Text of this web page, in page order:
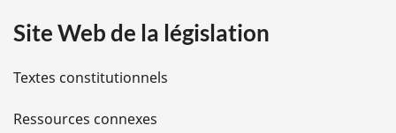
i
l
s
Site Web de la législation
Textes constitutionnels
Ressources connexes